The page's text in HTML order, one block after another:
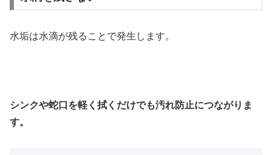
水垢は水滴が残ることで発生します。
シンクや蛇口を軽く拭くだけでも汚れ防止につながりま
す。